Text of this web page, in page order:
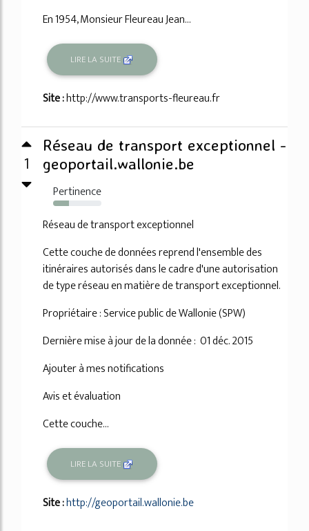
En 1954, Monsieur Fleureau Jean...
LIRE LA SUITE
Site :http://www.transports-fleureau.fr
1
Réseau de transport exceptionnel -
geoportail.wallonie.be
Pertinence
33%
Réseau de transport exceptionnel
Cette couche de données reprend l'ensemble des
itinéraires autorisés dans le cadre d'une autorisation
de type réseau en matière de transport exceptionnel.
Propriétaire : Service public de Wallonie (SPW)
Dernière mise à jour de la donnée : 01 déc. 2015
Ajouter à mes notifications
Avis et évaluation
Cette couche...
LIRE LA SUITE
Site :http://geoportail.wallonie.be